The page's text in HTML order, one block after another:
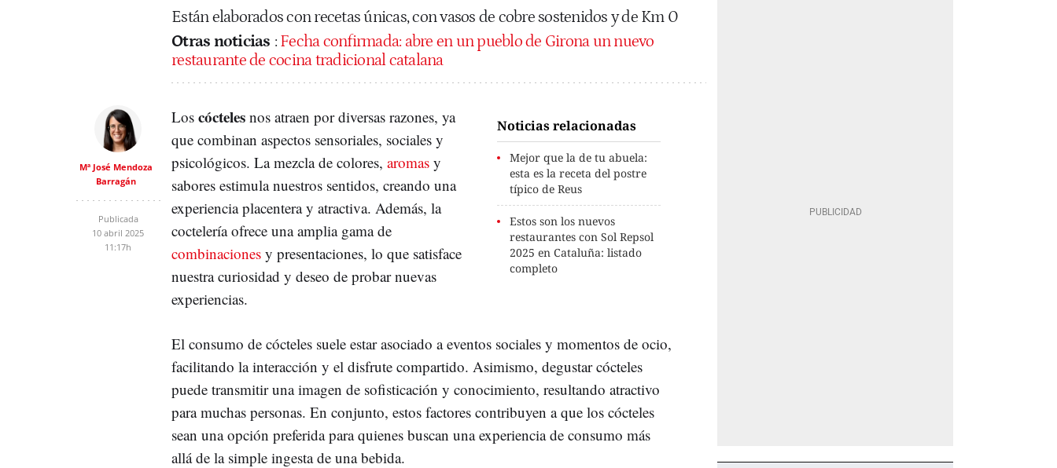
Están elaborados con recetas únicas, con vasos de cobre sostenidos y de Km 0
Otras noticias : Fecha confirmada: abre en un pueblo de Girona un nuevo
restaurante de cocina tradicional catalana
Mª José Mendoza
Barragán
Publicada
10 abril 2025
11:17h
Noticias relacionadas
Mejor que la de tu abuela:
esta es la receta del postre
típico de Reus
Estos son los nuevos
restaurantes con Sol Repsol
2025 en Cataluña: listado
completo
Los cócteles nos atraen por diversas razones, ya
que combinan aspectos sensoriales, sociales y
psicológicos. La mezcla de colores, aromas y
sabores estimula nuestros sentidos, creando una
experiencia placentera y atractiva. Además, la
coctelería ofrece una amplia gama de
combinaciones y presentaciones, lo que satisface
nuestra curiosidad y deseo de probar nuevas
experiencias.
El consumo de cócteles suele estar asociado a eventos sociales y momentos de ocio,
facilitando la interacción y el disfrute compartido. Asimismo, degustar cócteles
puede transmitir una imagen de sofisticación y conocimiento, resultando atractivo
para muchas personas. En conjunto, estos factores contribuyen a que los cócteles
sean una opción preferida para quienes buscan una experiencia de consumo más
allá de la simple ingesta de una bebida.